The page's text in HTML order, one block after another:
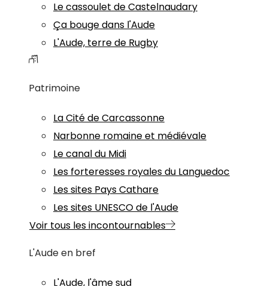
Le cassoulet de Castelnaudary
Ça bouge dans l'Aude
L'Aude, terre de Rugby
Patrimoine
La Cité de Carcassonne
Narbonne romaine et médiévale
Le canal du Midi
Les forteresses royales du Languedoc
Les sites Pays Cathare
Les sites UNESCO de l'Aude
Voir tous les incontournables
L'Aude en bref
L'Aude, l'âme sud